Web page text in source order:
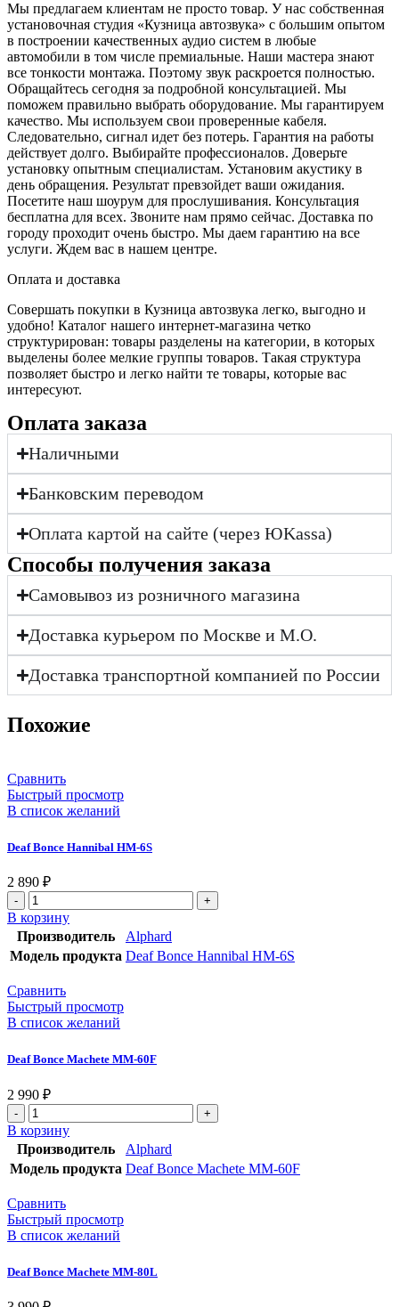
Мы предлагаем клиентам не просто товар. У нас собственная
установочная студия «Кузница автозвука» с большим опытом
в построении качественных аудио систем в любые
автомобили в том числе премиальные. Наши мастера знают
все тонкости монтажа. Поэтому звук раскроется полностью.
Обращайтесь сегодня за подробной консультацией. Мы
поможем правильно выбрать оборудование. Мы гарантируем
качество. Мы используем свои проверенные кабеля.
Следовательно, сигнал идет без потерь. Гарантия на работы
действует долго. Выбирайте профессионалов. Доверьте
установку опытным специалистам. Установим акустику в
день обращения. Результат превзойдет ваши ожидания.
Посетите наш шоурум для прослушивания. Консультация
бесплатна для всех. Звоните нам прямо сейчас. Доставка по
городу проходит очень быстро. Мы даем гарантию на все
услуги. Ждем вас в нашем центре.
Оплата и доставка
Совершать покупки в Кузница автозвука легко, выгодно и
удобно! Каталог нашего интернет-магазина четко
структурирован: товары разделены на категории, в которых
выделены более мелкие группы товаров. Такая структура
позволяет быстро и легко найти те товары, которые вас
интересуют.
Оплата заказа
Наличными
Банковским переводом
Оплата картой на сайте (через ЮKassa)
Cпособы получения заказа
Самовывоз из розничного магазина
Доставка курьером по Москве и М.О.
Доставка транспортной компанией по России
Похожие
Сравнить
Быстрый просмотр
В список желаний
Deaf Bonce Hannibal HM-6S
2 890 ₽
В корзину
Производитель
Alphard
Модель продукта Deaf Bonce Hannibal HM-6S
Сравнить
Быстрый просмотр
В список желаний
Deaf Bonce Machete MM-60F
2 990 ₽
В корзину
Производитель
Alphard
Модель продукта Deaf Bonce Machete MM-60F
Сравнить
Быстрый просмотр
В список желаний
Deaf Bonce Machete MM-80L